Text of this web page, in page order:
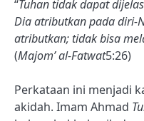
“Tuhan tidak dapat
Dia atributkan pada diri-
atributkan; tidak bisa
(Majom’ al-Fatwat5:26)
Perkataan ini menjadi
akidah. Imam Ahmad